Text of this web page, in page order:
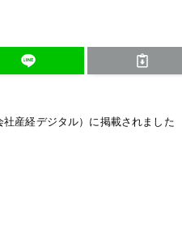
社産経デジタル）に掲載されました